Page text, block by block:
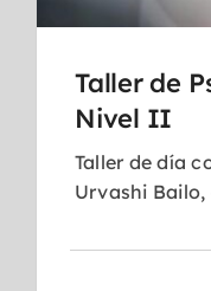
Taller de
Nivel II
Taller de día